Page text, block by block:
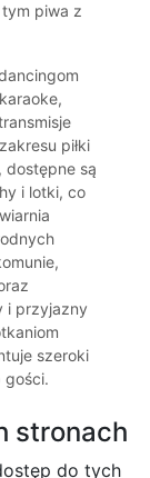
piwa z
piłki
dostępne są
i lotki, co
i przyjazny
szeroki
gości.
stronach
do tych